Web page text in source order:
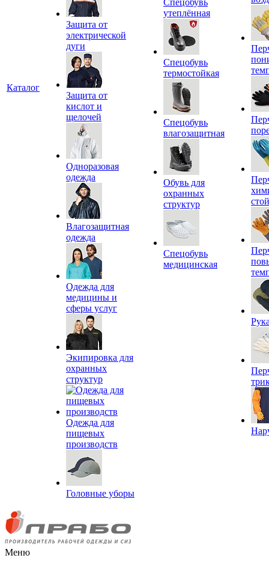
Каталог
Защита от
электрической
дуги
Защита от
кислот и
щелочей
Одноразовая
одежда
Влагозащитная
одежда
Одежда для
медицины и
сферы услуг
Экипировка для
охранных
структур
Одежда для
пищевых
производств
Головные уборы
Спецобувь
утеплённая
Спецобувь
термостойкая
Спецобувь
влагозащитная
Обувь для
охранных
структур
Спецобувь
медицинская
Меню